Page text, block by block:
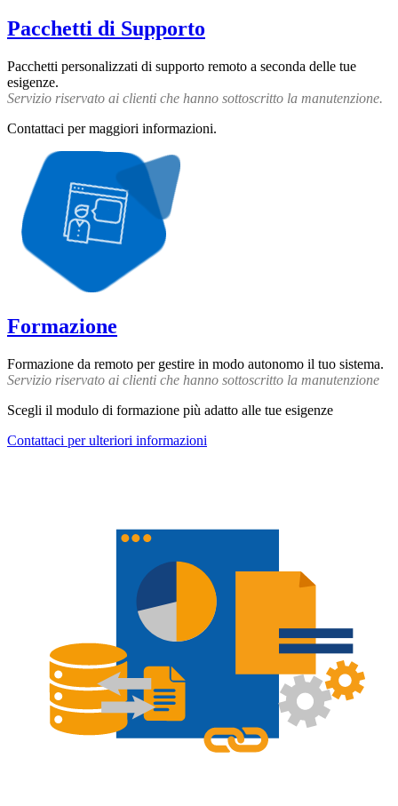
Pacchetti di Supporto
Pacchetti personalizzati di supporto remoto a seconda delle tue
esigenze.
Servizio riservato ai clienti che hanno sottoscritto la manutenzione.
Contattaci per maggiori informazioni.
Formazione
Formazione da remoto per gestire in modo autonomo il tuo sistema.
Servizio riservato ai clienti che hanno sottoscritto la manutenzione
Scegli il modulo di formazione più adatto alle tue esigenze
Contattaci per ulteriori informazioni